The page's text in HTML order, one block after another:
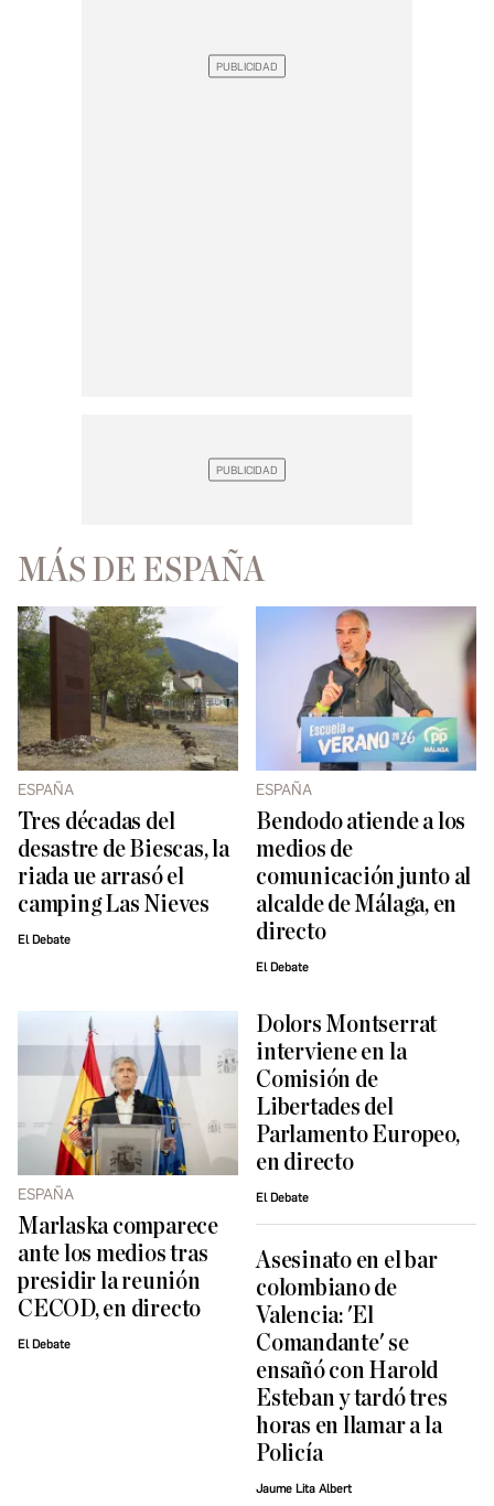
MÁS DE ESPAÑA
ESPAÑA
Tres décadas del
desastre de Biescas, la
riada ue arrasó el
camping Las Nieves
El Debate
ESPAÑA
Bendodo atiende a los
medios de
comunicación junto al
alcalde de Málaga, en
directo
El Debate
ESPAÑA
Marlaska comparece
ante los medios tras
presidir la reunión
CECOD, en directo
El Debate
Dolors Montserrat
interviene en la
Comisión de
Libertades del
Parlamento Europeo,
en directo
El Debate
Asesinato en el bar
colombiano de
Valencia: 'El
Comandante' se
ensañó con Harold
Esteban y tardó tres
horas en llamar a la
Policía
Jaume Lita Albert